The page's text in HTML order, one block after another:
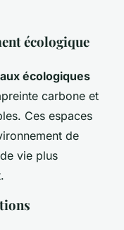
écologique
écologiques
carbone et
Ces espaces
de
vie plus